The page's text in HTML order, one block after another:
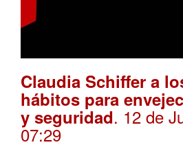
Claudia Schiffer a
hábitos para
y seguridad. 12 de
07:29